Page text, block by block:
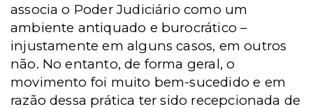
associa o Poder Judiciário como um
ambiente antiquado e burocrático –
injustamente em alguns casos, em outros
não. No entanto, de forma geral, o
movimento foi muito bem-sucedido e em
razão dessa prática ter sido recepcionada de